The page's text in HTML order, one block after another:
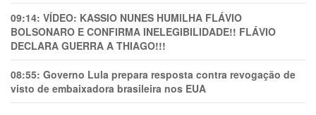
09:14: VÍDEO: KASSIO NUNES HUMlLHA FLÁVIO
BOLSONARO E CONFIRMA INELEGIBILIDADE!! FLÁVIO
DECLARA GUERRA A THIAGO!!!
08:55: Governo Lula prepara resposta contra revogação de
visto de embaixadora brasileira nos EUA